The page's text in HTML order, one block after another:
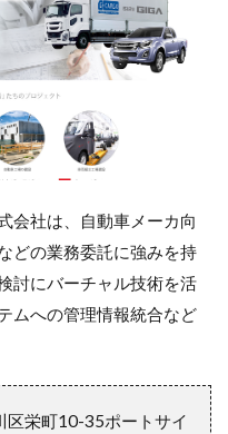
会社は、自動車メーカ向
どの業務委託に強みを持
討にバーチャル技術を活
ムへの管理情報統合など
区栄町10-35ポートサイ